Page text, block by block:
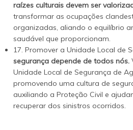
raízes culturais devem ser
transformar as ocupações
organizadas, aliando o equilíbrio
saudável que proporcionam.
17. Promover a Unidade Local de
segurança depende de todos nós.
Unidade Local de Segurança de
promovendo uma cultura de
auxiliando a Proteção Civil e
recuperar dos sinistros ocorridos.